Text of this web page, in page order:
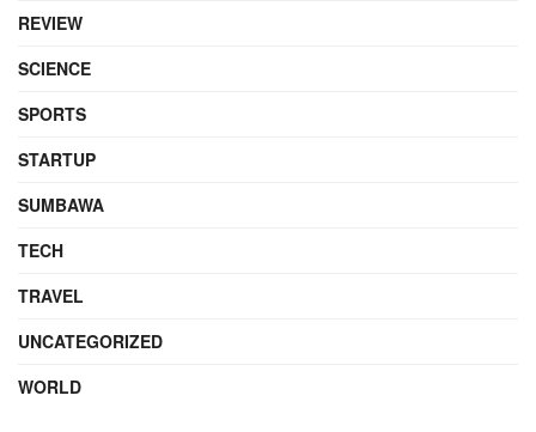
REVIEW
SCIENCE
SPORTS
STARTUP
SUMBAWA
TECH
TRAVEL
UNCATEGORIZED
WORLD